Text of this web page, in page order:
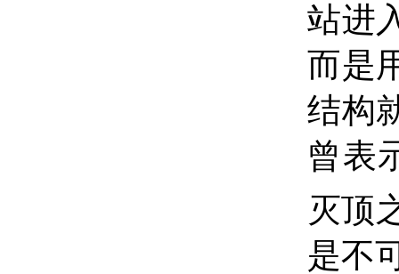
站进
而是
结构
曾表
灭顶
是不